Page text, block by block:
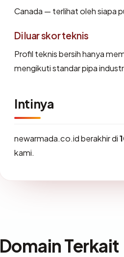
Canada — terlihat oleh siapa
Di luar skor teknis
Profil teknis bersih hanya
mengikuti standar pipa
Intinya
newarmada.co.id berakhir di
kami.
Domain Terkait